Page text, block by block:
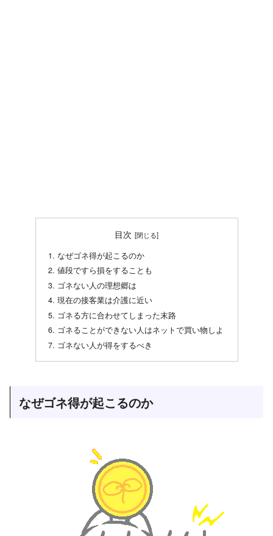
目次
なぜゴネ得が起こるのか
値段ですら損をすることも
ゴネない人の理想郷は
現在の接客業は介護に近い
ゴネる方に合わせてしまった末路
ゴネることができない人はネットで買い物しよ
ゴネない人が得をするべき
なぜゴネ得が起こるのか